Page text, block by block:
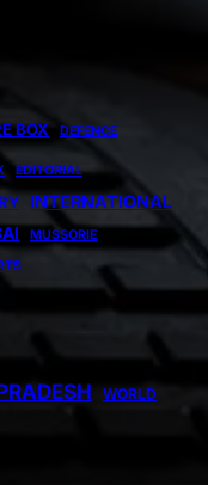
BOX DEFENCE
EDITORIAL
INTERNATIONAL
MUSSORIE
WORLD